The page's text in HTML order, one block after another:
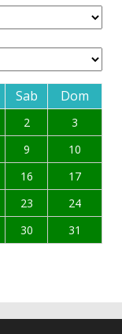
Sab Dom
2
3
9
10
16
17
23
24
30 31